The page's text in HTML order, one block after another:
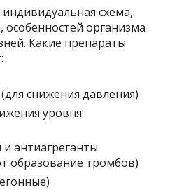
схема,
особенностей организма
Какие препараты
снижения давления)
уровня
антиагреганты
образование тромбов)